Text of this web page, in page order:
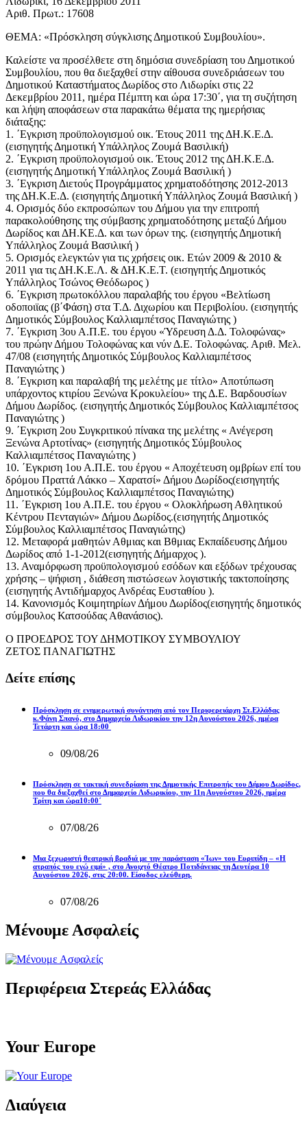
Αριθ. Πρωτ.: 17608
ΘΕΜΑ: «Πρόσκληση σύγκλισης Δημοτικού Συμβουλίου».
Καλείστε να προσέλθετε στη δημόσια συνεδρίαση του Δημοτικού
Συμβουλίου, που θα διεξαχθεί στην αίθουσα συνεδριάσεων του
Δημοτικού Καταστήματος Δωρίδος στο Λιδωρίκι στις 22
Δεκεμβρίου 2011, ημέρα Πέμπτη και ώρα 17:30΄, για τη συζήτηση
και λήψη αποφάσεων στα παρακάτω θέματα της ημερήσιας
διάταξης:
1. ΄Εγκριση προϋπολογισμού οικ. Έτους 2011 της ΔΗ.Κ.Ε.Δ.
(εισηγητής Δημοτική Υπάλληλος Ζουμά Βασιλική)
2. ΄Εγκριση προϋπολογισμού οικ. Έτους 2012 της ΔΗ.Κ.Ε.Δ.
(εισηγητής Δημοτική Υπάλληλος Ζουμά Βασιλική )
3. ΄Εγκριση Διετούς Προγράμματος χρηματοδότησης 2012-2013
της ΔΗ.Κ.Ε.Δ. (εισηγητής Δημοτική Υπάλληλος Ζουμά Βασιλική )
4. Ορισμός δύο εκπροσώπων του Δήμου για την επιτροπή
παρακολούθησης της σύμβασης χρηματοδότησης μεταξύ Δήμου
Δωρίδος και ΔΗ.ΚΕ.Δ. και των όρων της. (εισηγητής Δημοτική
Υπάλληλος Ζουμά Βασιλική )
5. Ορισμός ελεγκτών για τις χρήσεις οικ. Ετών 2009 & 2010 &
2011 για τις ΔΗ.Κ.Ε.Λ. & ΔΗ.Κ.Ε.Τ. (εισηγητής Δημοτικός
Υπάλληλος Τσώνος Θεόδωρος )
6. ΄Εγκριση πρωτοκόλλου παραλαβής του έργου «Βελτίωση
οδοποιϊας (β΄Φάση) στα Τ.Δ. Διχωρίου και Περιβολίου. (εισηγητής
Δημοτικός Σύμβουλος Καλλιαμπέτσος Παναγιώτης )
7. ΄Εγκριση 3ου Α.Π.Ε. του έργου «Ύδρευση Δ.Δ. Τολοφώνας»
του πρώην Δήμου Τολοφώνας και νύν Δ.Ε. Τολοφώνας. Αριθ. Μελ.
47/08 (εισηγητής Δημοτικός Σύμβουλος Καλλιαμπέτσος
Παναγιώτης )
8. ΄Εγκριση και παραλαβή της μελέτης με τίτλο» Αποτύπωση
υπάρχοντος κτιρίου Ξενώνα Κροκυλείου» της Δ.Ε. Βαρδουσίων
Δήμου Δωρίδος. (εισηγητής Δημοτικός Σύμβουλος Καλλιαμπέτσος
Παναγιώτης )
9. ΄Εγκριση 2ου Συγκριτικού πίνακα της μελέτης « Ανέγερση
Ξενώνα Αρτοτίνας» (εισηγητής Δημοτικός Σύμβουλος
Καλλιαμπέτσος Παναγιώτης )
10. ΄Εγκριση 1ου Α.Π.Ε. του έργου « Αποχέτευση ομβρίων επί του
δρόμου Πραττά Λάκκο – Χαρατσί» Δήμου Δωρίδος(εισηγητής
Δημοτικός Σύμβουλος Καλλιαμπέτσος Παναγιώτης)
11. ΄Εγκριση 1ου Α.Π.Ε. του έργου « Ολοκλήρωση Αθλητικού
Κέντρου Πενταγιών» Δήμου Δωρίδος.(εισηγητής Δημοτικός
Σύμβουλος Καλλιαμπέτσος Παναγιώτης)
12. Μεταφορά μαθητών Αθμιας και Βθμιας Εκπαίδευσης Δήμου
Δωρίδος από 1-1-2012(εισηγητής Δήμαρχος ).
13. Αναμόρφωση προϋπολογισμού εσόδων και εξόδων τρέχουσας
χρήσης – ψήφιση , διάθεση πιστώσεων λογιστικής τακτοποίησης
(εισηγητής Αντιδήμαρχος Ανδρέας Ευσταθίου ).
14. Κανονισμός Κοιμητηρίων Δήμου Δωρίδος(εισηγητής δημοτικός
σύμβουλος Κατσούδας Αθανάσιος).
Ο ΠΡΟΕΔΡΟΣ ΤΟΥ ΔΗΜΟΤΙΚΟΥ ΣΥΜΒΟΥΛΙΟΥ
ΖΕΤΟΣ ΠΑΝΑΓΙΩΤΗΣ
Δείτε επίσης
Πρόσκληση σε ενημερωτική συνάντηση από τον Περιφερειάρχη Στ.Ελλάδας
κ.Φάνη Σπανό, στο Δημαρχείο Λιδωρικίου την 12η Αυγούστου 2026, ημέρα
Τετάρτη και ώρα 18:00 ́
09/08/26
Πρόσκληση σε τακτική συνεδρίαση της Δημοτικής Επιτροπής του Δήμου Δωρίδος,
που θα διεξαχθεί στο Δημαρχείο Λιδωρικίου, την 11η Αυγούστου 2026, ημέρα
Τρίτη και ώρα10:00΄
07/08/26
Μια ξεχωριστή θεατρική βραδιά με την παράσταση «Ίων» του Ευριπίδη – «Η
ατραπός του εγώ ειμί» , στο Ανοιχτό Θέατρο Ποτιδάνειας τη Δευτέρα 10
Αυγούστου 2026, στις 20:00. Είσοδος ελεύθερη.
07/08/26
Μένουμε Ασφαλείς
Περιφέρεια Στερεάς Ελλάδας
Your Europe
Διαύγεια